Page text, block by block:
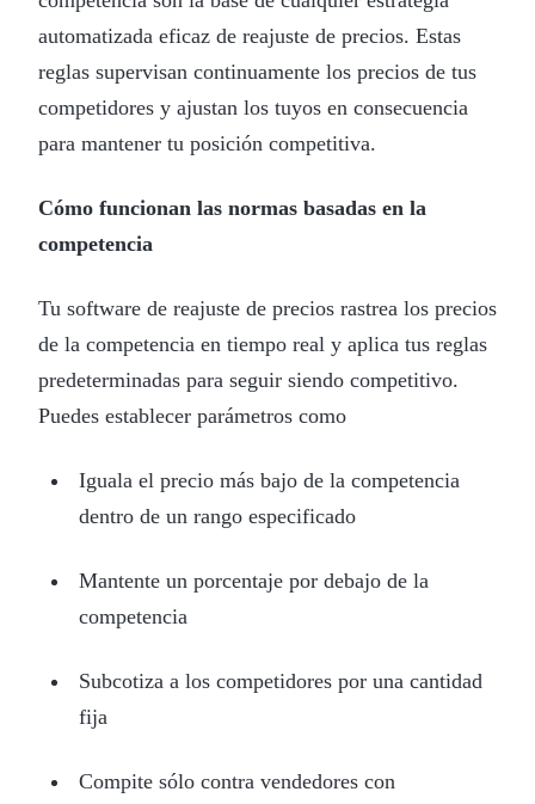
automatizada eficaz de reajuste de precios. Estas
reglas supervisan continuamente los precios de tus
competidores y ajustan los tuyos en consecuencia
para mantener tu posición competitiva.
Cómo funcionan las normas basadas en la
competencia
Tu software de reajuste de precios rastrea los precios
de la competencia en tiempo real y aplica tus reglas
predeterminadas para seguir siendo competitivo.
Puedes establecer parámetros como
Iguala el precio más bajo de la competencia
dentro de un rango especificado
Mantente un porcentaje por debajo de la
competencia
Subcotiza a los competidores por una cantidad
fija
Compite sólo contra vendedores con